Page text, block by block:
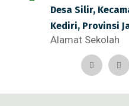
Desa Silir,
Kediri, Provinsi
Alamat Sekolah